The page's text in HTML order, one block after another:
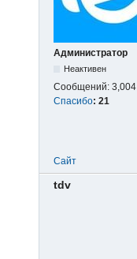
Администратор
Неактивен
Сообщений: 3,004
Спасибо: 21
Сайт
tdv